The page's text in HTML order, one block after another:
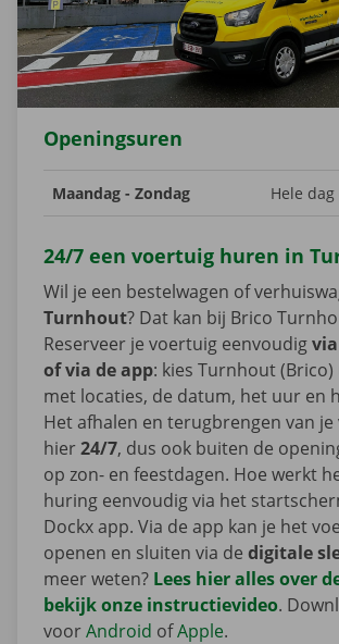
Openingsuren
Maandag - Zondag Hele dag
24/7 een voertuig huren in
Wil je een bestelwagen of
Turnhout? Dat kan bij Brico
Reserveer je voertuig eenvoudig
of via de app: kies Turnhout
met locaties, de datum, het uur en
Het afhalen en terugbrengen van
hier24/7, dus ook buiten de
op zon- en feestdagen. Hoe werkt
huring eenvoudig via het
Dockx app. Via de app kan je het
openen en sluiten via de digitale
meer weten? Lees hier alles over
bekijk onze instructievideo.
voorAndroid ofApple.